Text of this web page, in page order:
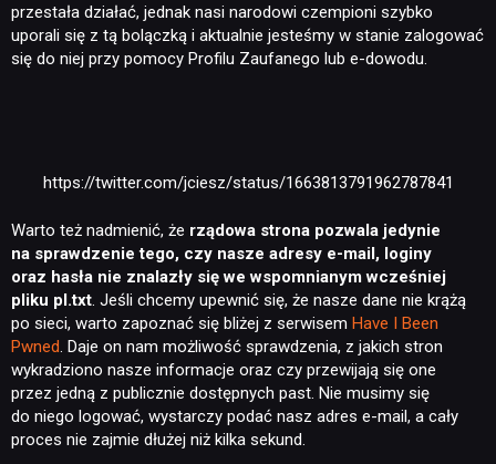
przestała działać, jednak nasi narodowi czempioni szybko
uporali się z tą bolączką i aktualnie jesteśmy w stanie zalogować
się do niej przy pomocy Profilu Zaufanego lub e-dowodu.
https://twitter.com/jciesz/status/1663813791962787841
Warto też nadmienić, że rządowa strona pozwala jedynie
na sprawdzenie tego, czy nasze adresy e-mail, loginy
oraz hasła nie znalazły się we wspomnianym wcześniej
pliku pl.txt. Jeśli chcemy upewnić się, że nasze dane nie krążą
po sieci, warto zapoznać się bliżej z serwisem Have I Been
Pwned. Daje on nam możliwość sprawdzenia, z jakich stron
wykradziono nasze informacje oraz czy przewijają się one
przez jedną z publicznie dostępnych past. Nie musimy się
do niego logować, wystarczy podać nasz adres e-mail, a cały
proces nie zajmie dłużej niż kilka sekund.